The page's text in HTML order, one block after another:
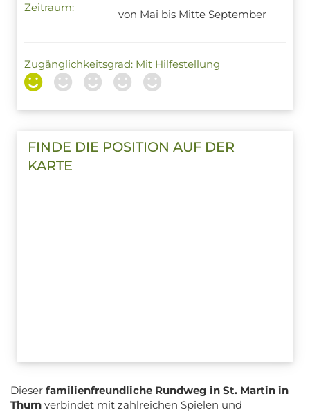
Zeitraum:
von Mai bis Mitte September
Zugänglichkeitsgrad: Mit Hilfestellung
FINDE DIE POSITION AUF DER
KARTE
Dieser familienfreundliche Rundweg in St. Martin in
Thurn verbindet mit zahlreichen Spielen und